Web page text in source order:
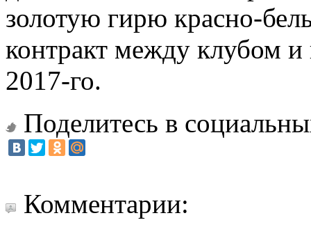
золотую гирю красно-
контракт между клубом и
2017-го.
Поделитесь в
Комментарии: